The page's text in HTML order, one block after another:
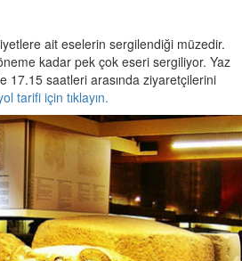
ait eselerin sergilendiği müzedir.
kadar pek çok eseri sergiliyor. Yaz
17.15 saatleri arasında ziyaretçilerini
tarifi için tıklayın.